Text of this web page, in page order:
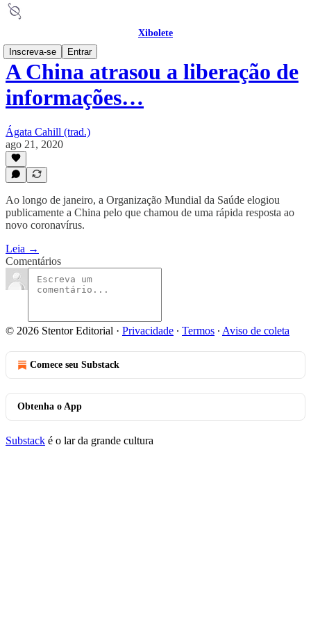
Xibolete
Inscreva-se
Entrar
A China atrasou a liberação de
informações…
Ágata Cahill (trad.)
ago 21, 2020
Ao longo de janeiro, a Organização Mundial da Saúde elogiou
publicamente a China pelo que chamou de uma rápida resposta ao
novo coronavírus.
Leia →
Comentários
© 2026 Stentor Editorial · Privacidade ∙ Termos ∙ Aviso de coleta
Comece seu Substack
Obtenha o App
Substack é o lar da grande cultura